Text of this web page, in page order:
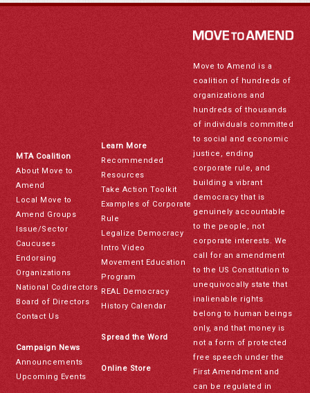
MTA Coalition
About Move to
Amend
Local Move to
Amend Groups
Issue/Sector
Caucuses
Endorsing
Organizations
National Codirectors
Board of Directors
Contact Us
Campaign News
Announcements
Upcoming Events
Learn More
Recommended
Resources
Take Action Toolkit
Examples of Corporate
Rule
Legalize Democracy
Intro Video
Movement Education
Program
REAL Democracy
History Calendar
Spread the Word
Online Store
Move to Amend is a
coalition of hundreds of
organizations and
hundreds of thousands
of individuals committed
to social and economic
justice, ending
corporate rule, and
building a vibrant
democracy that is
genuinely accountable
to the people, not
corporate interests. We
call for an amendment
to the US Constitution to
unequivocally state that
inalienable rights
belong to human beings
only, and that money is
not a form of protected
free speech under the
First Amendment and
can be regulated in